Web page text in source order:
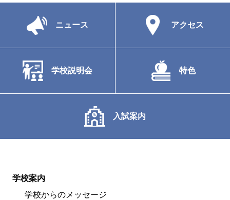
ニュース アクセス
学校説明会 特色
入試案内
学校案内
学校からのメッセージ